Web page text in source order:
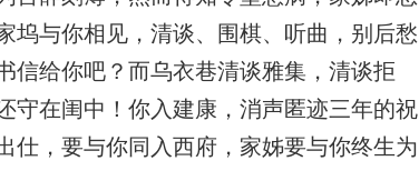
坞与你相见，清谈、围棋、听曲，别后愁
信给你吧？而乌衣巷清谈雅集，清谈拒
守在闺中！你入建康，消声匿迹三年的祝
仕，要与你同入西府，家姊要与你终生为